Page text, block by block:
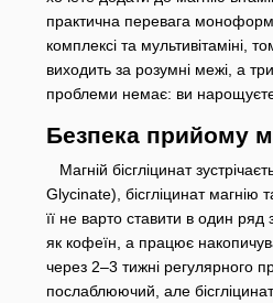
практична перевага
комплексі та мультивітаміні,
виходить за розумні межі, а
проблеми немає: ви
Безпека прийому
Магній бісгліцинат
Glycinate), бісгліцинат
її не варто ставити в один
як кофеїн, а працює
через 2–3 тижні регулярного
послаблюючий, але